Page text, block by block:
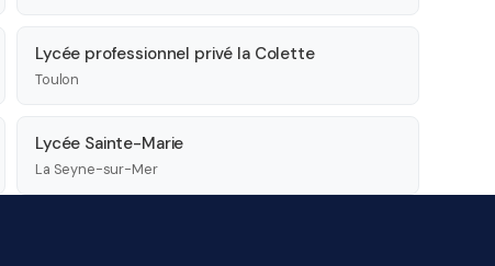
Lycée professionnel privé la Colette
Toulon
Lycée Sainte-Marie
La Seyne-sur-Mer